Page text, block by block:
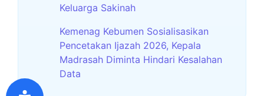
Keluarga Sakinah
Kemenag Kebumen Sosialisasikan
Pencetakan Ijazah 2026, Kepala
Madrasah Diminta Hindari Kesalahan
Data